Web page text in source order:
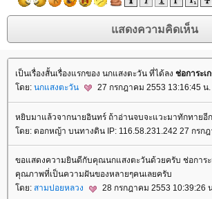
เป็นเรื่องสั้นเรื่องแรกของ นกแสงตะวัน ที่ได้ลง ช่อการะเ
ดย: นกแสงตะวัน 27 กรกฎาคม 2553 13:16:45 น.
หยิบมาแล้วจากนายอินทร์ ถ้าอ่านจบจะแวะมาทักทายอี
ดย: ดอกหญ้า บนทางดิน IP: 116.58.231.242 27 กรก
ขอแสดงความยินดีกับคุณนกแสงตะวันด้วยครับ ช่อการะ
คุณภาพที่เป็นความฝันของหลายๆคนเลยครับ
ดย: สามปอยหลวง 28 กรกฎาคม 2553 10:39:26